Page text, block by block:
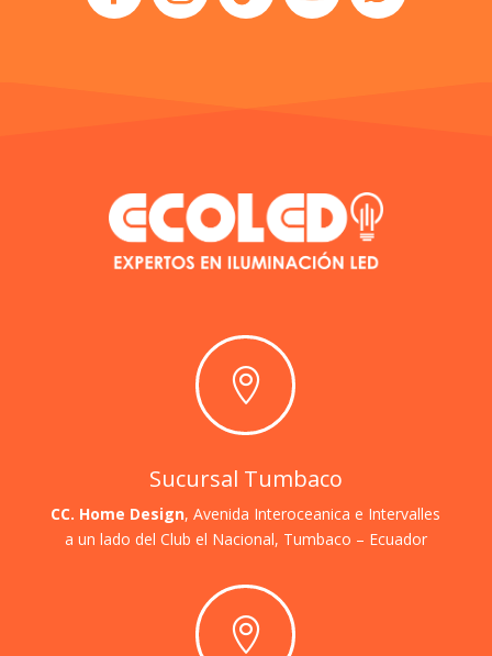

Sucursal Tumbaco
CC. Home Design, Avenida Interoceanica e Intervalles
a un lado del Club el Nacional, Tumbaco – Ecuador
